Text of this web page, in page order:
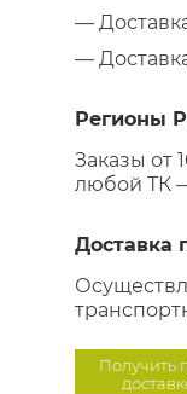
—
—
Регионы
Заказы от
любой ТК
Доставка
Получить